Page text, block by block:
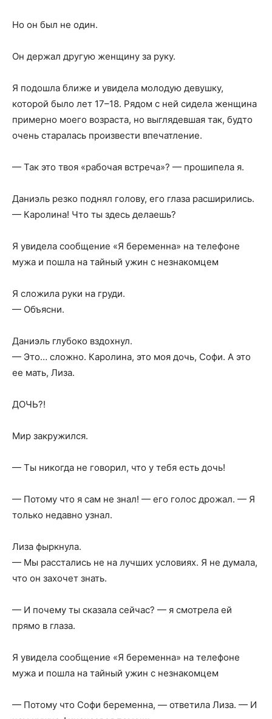
Но он был не один.
Он держал другую женщину за руку.
Я подошла ближе и увидела молодую девушку,
которой было лет 17–18. Рядом с ней сидела женщина
примерно моего возраста, но выглядевшая так, будто
очень старалась произвести впечатление.
— Так это твоя «рабочая встреча»? — прошипела я.
Даниэль резко поднял голову, его глаза расширились.
— Каролина! Что ты здесь делаешь?
Я увидела сообщение «Я беременна» на телефоне
мужа и пошла на тайный ужин с незнакомцем
Я сложила руки на груди.
— Объясни.
Даниэль глубоко вздохнул.
— Это… сложно. Каролина, это моя дочь, Софи. А это
ее мать, Лиза.
ДОЧЬ?!
Мир закружился.
— Ты никогда не говорил, что у тебя есть дочь!
— Потому что я сам не знал! — его голос дрожал. — Я
только недавно узнал.
Лиза фыркнула.
— Мы расстались не на лучших условиях. Я не думала,
что он захочет знать.
— И почему ты сказала сейчас? — я смотрела ей
прямо в глаза.
Я увидела сообщение «Я беременна» на телефоне
мужа и пошла на тайный ужин с незнакомцем
— Потому что Софи беременна, — ответила Лиза. — И